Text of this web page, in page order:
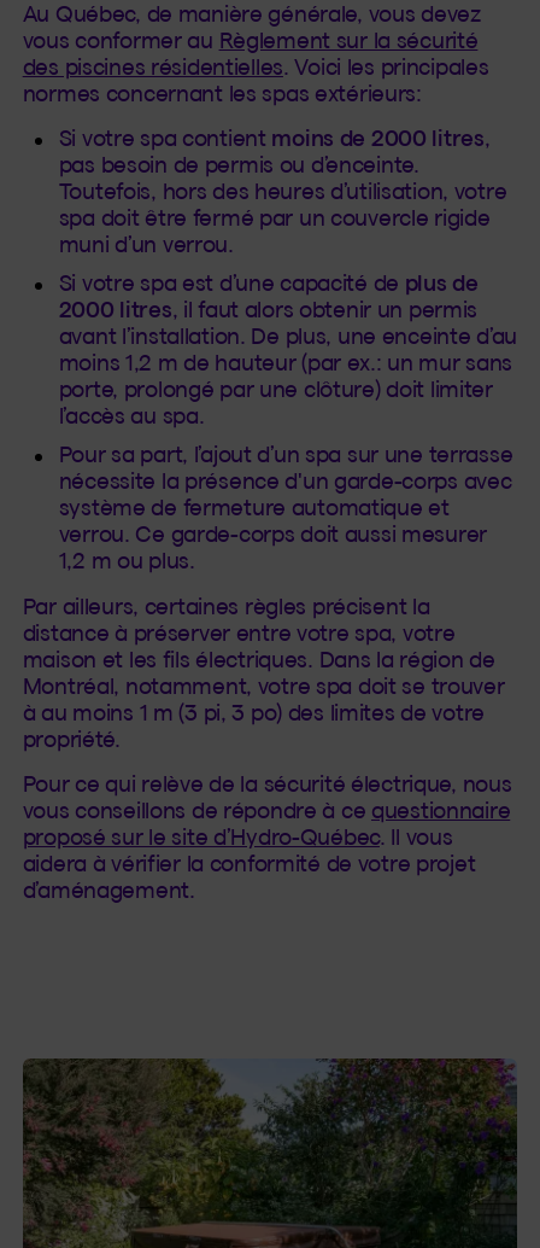
Au Québec, de manière générale, vous devez
vous conformer au Règlement sur la sécurité
des piscines résidentielles. Voici les principales
normes concernant les spas extérieurs:
Si votre spa contient moins de 2000 litres,
pas besoin de permis ou d’enceinte.
Toutefois, hors des heures d’utilisation, votre
spa doit être fermé par un couvercle rigide
muni d’un verrou.
Si votre spa est d’une capacité de plus de
2000 litres, il faut alors obtenir un permis
avant l’installation. De plus, une enceinte d’au
moins 1,2 m de hauteur (par ex.: un mur sans
porte, prolongé par une clôture) doit limiter
l’accès au spa.
Pour sa part, l’ajout d’un spa sur une terrasse
nécessite la présence d'un garde-corps avec
système de fermeture automatique et
verrou. Ce garde-corps doit aussi mesurer
1,2 m ou plus.
Par ailleurs, certaines règles précisent la
distance à préserver entre votre spa, votre
maison et les fils électriques. Dans la région de
Montréal, notamment, votre spa doit se trouver
à au moins 1 m (3 pi, 3 po) des limites de votre
propriété.
Pour ce qui relève de la sécurité électrique, nous
vous conseillons de répondre à ce questionnaire
proposé sur le site d’Hydro-Québec. Il vous
aidera à vérifier la conformité de votre projet
d’aménagement.